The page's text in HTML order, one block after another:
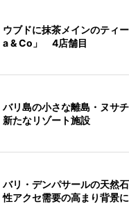
ウブドに抹茶メインのティ
a & Co」 4店舗目
バリ島の小さな離島・ヌサ
新たなリゾート施設
バリ・デンパサールの天然
性アクセ需要の高まり背景に